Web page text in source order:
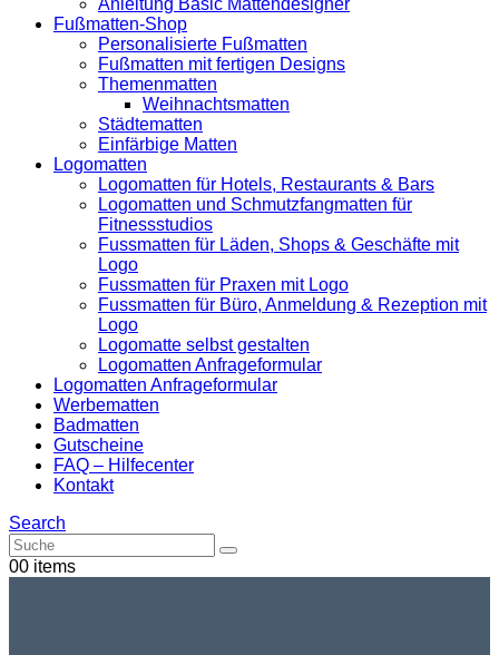
Anleitung Basic Mattendesigner
Fußmatten-Shop
Personalisierte Fußmatten
Fußmatten mit fertigen Designs
Themenmatten
Weihnachtsmatten
Städtematten
Einfärbige Matten
Logomatten
Logomatten für Hotels, Restaurants & Bars
Logomatten und Schmutzfangmatten für
Fitnessstudios
Fussmatten für Läden, Shops & Geschäfte mit
Logo
Fussmatten für Praxen mit Logo
Fussmatten für Büro, Anmeldung & Rezeption mit
Logo
Logomatte selbst gestalten
Logomatten Anfrageformular
Logomatten Anfrageformular
Werbematten
Badmatten
Gutscheine
FAQ – Hilfecenter
Kontakt
Search
00 items